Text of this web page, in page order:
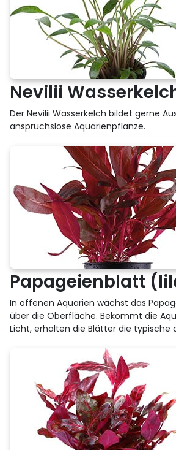
Nevilii
Der Nevilii Wasserkelch bildet gerne
anspruchslose Aquarienpflanze.
Papageienblatt
In offenen Aquarien wächst das
über die Oberfläche. Bekommt die
Licht, erhalten die Blätter die typische